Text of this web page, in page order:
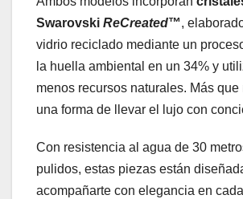
Swarovski ReCreated™,
vidrio reciclado mediante un
la huella ambiental en un 34% y
menos recursos naturales. Más que
una forma de llevar el lujo con
Con resistencia al agua de 30
pulidos, estas piezas están
acompañarte con elegancia en